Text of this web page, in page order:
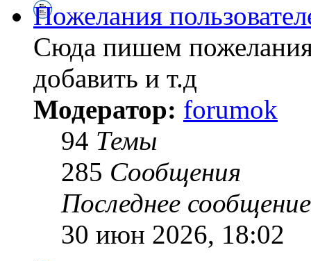
Пожелания
Сюда пишем
добавить и т.д
Модератор: forumok
94 Темы
285 Сообщения
Последнее сообщение
30 июн 2026, 18:02